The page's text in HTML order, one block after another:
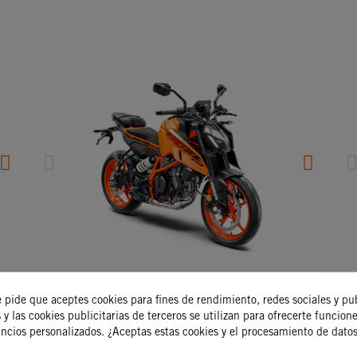
KTM 2025
390 DUKE
5.699€ 6.399€
pide que aceptes cookies para fines de rendimiento, redes sociales y
y las cookies publicitarias de terceros se utilizan para ofrecerte
personalizados. ¿Aceptas estas cookies y el procesamiento de